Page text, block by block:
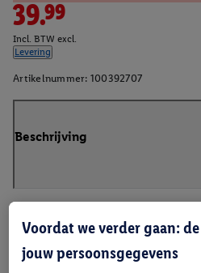
39.99
Incl. BTW excl.
Levering
Artikelnummer: 100392707
Beschrijving
Voordat we verder gaan:
jouw persoonsgegevens